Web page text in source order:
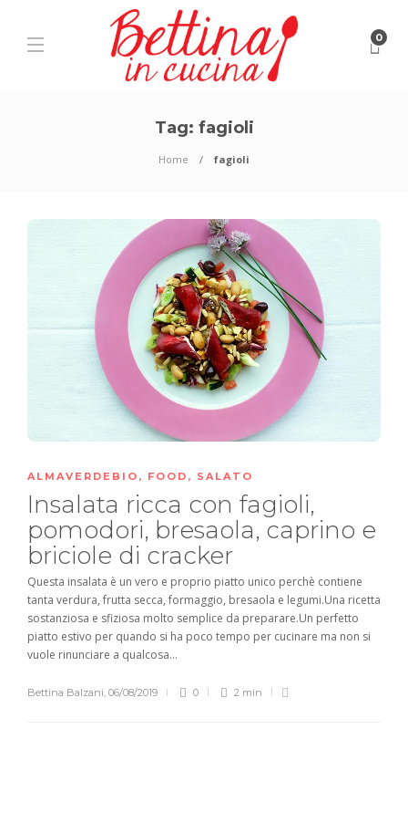
0
Tag: fagioli
Home fagioli
ALMAVERDEBIO , FOOD , SALATO
Insalata ricca con fagioli,
pomodori, bresaola, caprino e
briciole di cracker
Questa insalata è un vero e proprio piatto unico perchè contiene
tanta verdura, frutta secca, formaggio, bresaola e legumi.Una ricetta
sostanziosa e sfiziosa molto semplice da preparare.Un perfetto
piatto estivo per quando si ha poco tempo per cucinare ma non si
vuole rinunciare a qualcosa...
Bettina Balzani, 06/08/2019 0 2 min